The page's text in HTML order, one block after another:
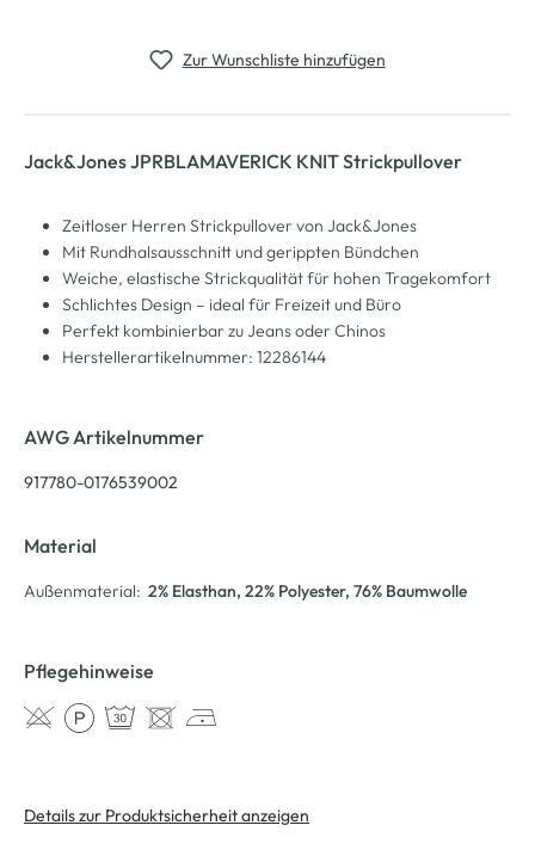
Zur Wunschliste hinzufügen
Jack&Jones JPRBLAMAVERICK KNIT Strickpullover
Zeitloser Herren Strickpullover von Jack&Jones
Mit Rundhalsausschnitt und gerippten Bündchen
Weiche, elastische Strickqualität für hohen Tragekomfort
Schlichtes Design – ideal für Freizeit und Büro
Perfekt kombinierbar zu Jeans oder Chinos
Herstellerartikelnummer: 12286144
AWG Artikelnummer
917780-0176539002
Material
Außenmaterial: 2% Elasthan, 22% Polyester, 76% Baumwolle
Pflegehinweise
Details zur Produktsicherheit anzeigen